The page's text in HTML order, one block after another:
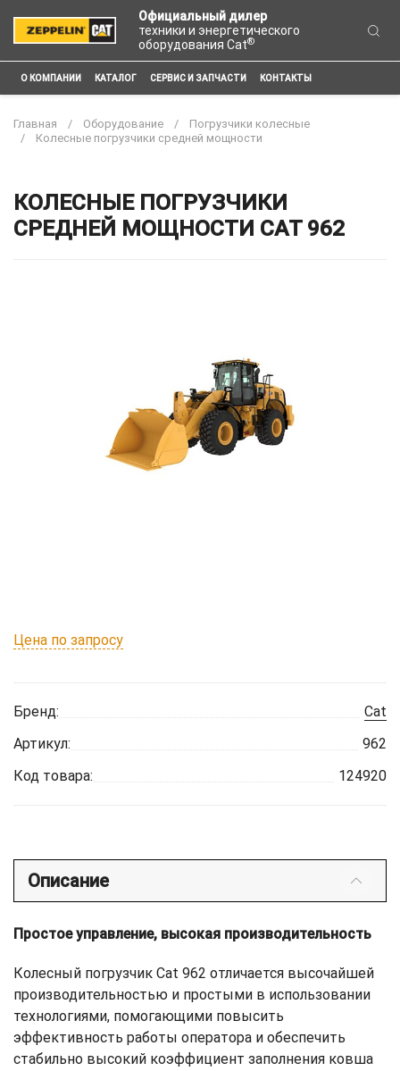
Официальный дилер
техники и энергетического
оборудования Cat®
О КОМПАНИИ КАТАЛОГ СЕРВИС И ЗАПЧАСТИ КОНТАКТЫ
Главная Оборудование
Погрузчики колесные
Колесные погрузчики средней мощности
КОЛЕСНЫЕ ПОГРУЗЧИКИ
СРЕДНЕЙ МОЩНОСТИ CAT 962
Цена по запросу
Бренд:
Cat
Артикул:
962
Код товара:
124920
Описание
Простое управление, высокая производительность
Колесный погрузчик Cat 962 отличается высочайшей
производительностью и простыми в использовании
технологиями, помогающими повысить
эффективность работы оператора и обеспечить
стабильно высокий коэффициент заполнения ковша